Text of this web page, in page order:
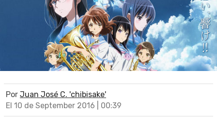
Por Juan José C. 'chibisake'
El 10 de September 2016 | 00:39